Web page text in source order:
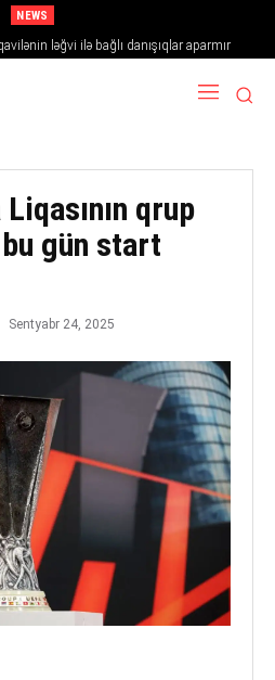
NEWS
ləğvi ilə bağlı danışıqlar aparmır
qrup
gün start
Sentyabr 24, 2025